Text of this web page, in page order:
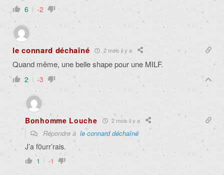
6 -2
le connard déchaîné 2 mois il y a
Quand même, une belle shape pour une MILF.
2 -3
Bonhomme Louche 2 mois il y a
Répondre à le connard déchaîné
J’a f0urr’rais.
1 -1